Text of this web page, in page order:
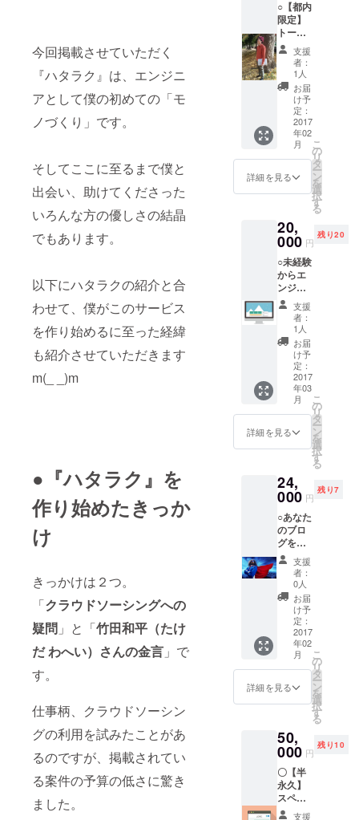
今回掲載させていただく
『ハタラク』は、エンジニ
アとして僕の初めての「モ
ノづくり」です。
そしてここに至るまで僕と
出会い、助けてくださった
いろんな方の優しさの結晶
でもあります。
以下にハタラクの紹介と合
わせて、僕がこのサービス
を作り始めるに至った経緯
も紹介させていただきます
m(_ _)m
●『ハタラク』を
作り始めたきっか
け
きっかけは２つ。
「クラウドソーシングへの
疑問 」と「竹田和平（たけ
だ わへい）さんの金言 」で
す。
仕事柄、クラウドソーシン
グの利用を試みたことがあ
るのですが、掲載されてい
る案件の予算の低さに驚き
ました。
メー
カーに
営業職
として
内定が
決まる
が、卒
業間近
で交通
事故に
あい生
う。 ○
一命を
院の
ベッド
で初め
て人生
につい
て真剣
に考え
た結
果、生
きてい
るうち
に冒険
しなけ
れば後
悔する
感を抱
くよう
る。 ○
その後
内定先
に就職
する
も、事
故の際
に抱い
た悩み
を捨て
きれ
ず、1年
で退
社。 ○
フィリ
ピンへ
語学留
学。留
学中に
人に会
い、こ
の先の
プラン
を考え
た結
果、独
の最高
の瞬
間」を
切り
取って
くれる
土田く
んの写
真を、
ぜひ体
験して
みてく
い。
【詳
月5日
（日）
場所：
東京都
渋谷区
代々木
公園 撮
影時
間：お
一人様
30分ま
で 時間
帯：
10:00〜
17:00の
お好き
な時間
連絡く
ださい
（先着
順）。
お届
け：撮
影した
写真の
中か
ら、厳
選した
画像
データ
10枚を
ダウン
リンク
をつけ
ルでお
送り致
しま
す。
いたし
ます。
（限定
108名と
いう数
字は、
大滝が
大好き
な歴史
小説
『水滸
伝』の
中で梁
山泊軍
人数で
す） ※⬇︎
こちら
のリン
クから
事前登
録をお
願いい
たしま
す⬇︎
【http://
teaser.
hata-
raku.lin
k/】 ※お
サイト
に公開
いう方
のみご
応募く
ださ
い。
ただき
ます。
○【都内
限定】
トーク
イベン
トでの
大滝利
用権 ※
イベン
ト主催
者様向
があな
たのイ
ベント
に伺
い話し
ます！
トーク
+ 質疑
応答形
式、も
しくは
座談会
形式で2
時間ま
で。 普
段の仕
事、こ
れまで
の経
緯、こ
れから
ラウド
ファン
グにつ
いてな
ど、何
でもお
聞きく
ださい
（お答
えでき
なかっ
たらス
ミマセ
ン）。
※アダル
ト関
ク・ビ
ジネ
ス、啓
蒙セミ
ナーの
主催企
業様な
支援
者：
1人
お届
け予
定：
2017
年02
月
詳細を見る
こ
の
リ
タ
ー
ン
を
選
択
す
る
20,
000 円
残り20
○未経験
からエ
ンジニ
アを目
指すあ
なた
へ！
WEBア
プリ
ケー
ション
開発講
座
Facebo
ok・
WordPr
ど、
数々の
有名
サービ
スをう
みだし
た人気
言語
『PHP
』。 そ
んな人
気言
語、
PHPの
フレー
ムワー
クの中
アを誇
る
el』。
この2つ
を使っ
たWeb
支援
者：
1人
お届
け予
定：
2017
年03
月
詳細を見る
こ
の
リ
タ
ー
ン
を
選
択
す
る
24,
000 円
残り7
○あなた
のブロ
グをト
ラブル
から守
る！ト
ラブル
シュー
ター契
約（半
年間）
WordPr
essでブ
ログを
運用
れ？な
んか
ページ
がうま
く表示
されて
ない...」
支援
者：
0人
お届
け予
定：
2017
年02
月
詳細を見る
こ
の
リ
タ
ー
ン
を
選
択
す
る
50,
000 円
残り10
〇【半
永久】
スペ
シャル
支援